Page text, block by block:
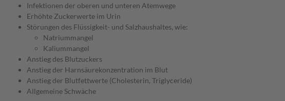
Infektionen der oberen und unteren Atemwege
Erhöhte Zuckerwerte im Urin
Störungen des Flüssigkeit- und Salzhaushaltes, wie:
Natriummangel
Kaliummangel
Anstieg des Blutzuckers
Anstieg der Harnsäurekonzentration im Blut
Anstieg der Blutfettwerte (Cholesterin, Triglyceride)
Allgemeine Schwäche